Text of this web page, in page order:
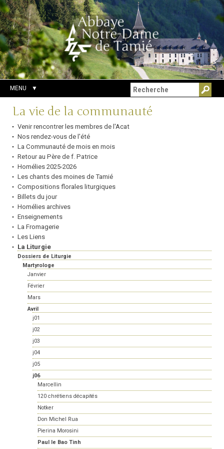
Aller
au
contenu.
|
Aller
à
la
navigation
Outils
personnels
Chercher par
Recherche
avancée…
MENU
Navigation
La vie de la communauté
Venir rencontrer les membres de l'Acat
Nos rendez-vous de l'été
La Communauté de mois en mois
Retour au Père de f. Patrice
Homélies 2025-2026
Les chants des moines de Tamié
Compositions florales liturgiques
Billets du jour
Homélies archives
Enseignements
La Fromagerie
Les Liens
La Liturgie
Dossiers de Liturgie
Martyrologe
Janvier
Février
Mars
Avril
j01
j02
j03
j04
j05
j06
Marcellin
120 chrétiens décapités
Notker
Don Michel Rua
Pierina Morosini
Paul le Bao Tinh